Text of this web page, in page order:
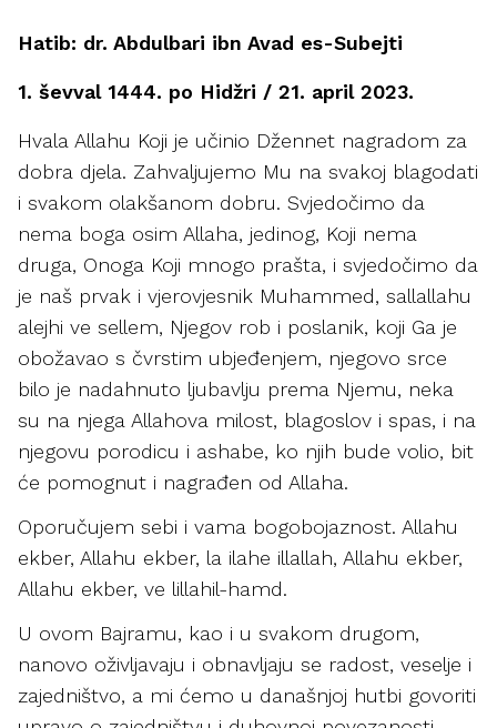
Hatib: dr. Abdulbari ibn Avad es-Subejti
1. ševval 1444. po Hidžri / 21. april 2023.
Hvala Allahu Koji je učinio Džennet nagradom za
dobra djela. Zahvaljujemo Mu na svakoj blagodati
i svakom olakšanom dobru. Svjedočimo da
nema boga osim Allaha, jedinog, Koji nema
druga, Onoga Koji mnogo prašta, i svjedočimo da
je naš prvak i vjerovjesnik Muhammed, sallallahu
alejhi ve sellem, Njegov rob i poslanik, koji Ga je
obožavao s čvrstim ubjeđenjem, njegovo srce
bilo je nadahnuto ljubavlju prema Njemu, neka
su na njega Allahova milost, blagoslov i spas, i na
njegovu porodicu i ashabe, ko njih bude volio, bit
će pomognut i nagrađen od Allaha.
Oporučujem sebi i vama bogobojaznost. Allahu
ekber, Allahu ekber, la ilahe illallah, Allahu ekber,
Allahu ekber, ve lillahil-hamd.
U ovom Bajramu, kao i u svakom drugom,
nanovo oživljavaju i obnavljaju se radost, veselje i
zajedništvo, a mi ćemo u današnjoj hutbi govoriti